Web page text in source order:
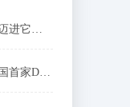
这家固态电池公司表示随着其向商业化迈进它提前完成了计划
数据安全认证（贵州）有限公司成为中国首家DSMM认证机构